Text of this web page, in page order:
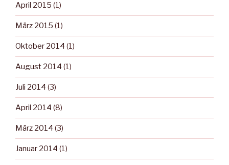
April 2015 (1)
März 2015 (1)
Oktober 2014 (1)
August 2014 (1)
Juli 2014 (3)
April 2014 (8)
März 2014 (3)
Januar 2014 (1)